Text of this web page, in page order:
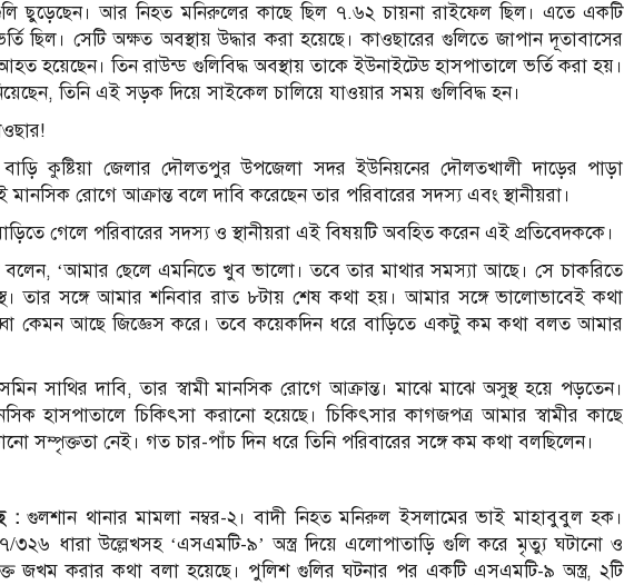
ছুড়েছেন। আর নিহত মনিরুলের কাছে ছিল ৭.৬২ চায়না রাইফেল ছিল। এতে একটি
ছিল। সেটি অক্ষত অবস্থায় উদ্ধার করা হয়েছে। কাওছারের গুলিতে জাপান দূতাবাসের
হয়েছেন। তিন রাউন্ড গুলিবিদ্ধ অবস্থায় তাকে ইউনাইটেড হাসপাতালে ভর্তি করা হয়।
তিনি এই সড়ক দিয়ে সাইকেল চালিয়ে যাওয়ার সময় গুলিবিদ্ধ হন।
কুষ্টিয়া জেলার দৌলতপুর উপজেলা সদর ইউনিয়নের দৌলতখালী দাড়ের পাড়া
মানসিক রোগে আক্রান্ত বলে দাবি করেছেন তার পরিবারের সদস্য এবং স্থানীয়রা।
গেলে পরিবারের সদস্য ও স্থানীয়রা এই বিষয়টি অবহিত করেন এই প্রতিবেদককে।
বলেন, ‘আমার ছেলে এমনিতে খুব ভালো। তবে তার মাথার সমস্যা আছে। সে চাকরিতে
তার সঙ্গে আমার শনিবার রাত ৮টায় শেষ কথা হয়। আমার সঙ্গে ভালোভাবেই কথা
কেমন আছে জিজ্ঞেস করে। তবে কয়েকদিন ধরে বাড়িতে একটু কম কথা বলত আমার
সাথির দাবি, তার স্বামী মানসিক রোগে আক্রান্ত। মাঝে মাঝে অসুস্থ হয়ে পড়তেন।
হাসপাতালে চিকিৎসা করানো হয়েছে। চিকিৎসার কাগজপত্র আমার স্বামীর কাছে
সম্পৃক্ততা নেই। গত চার-পাঁচ দিন ধরে তিনি পরিবারের সঙ্গে কম কথা বলছিলেন।
:গুলশান থানার মামলা নম্বর-২। বাদী নিহত মনিরুল ইসলামের ভাই মাহাবুবুল হক।
৩২৬ ধারা উল্লেখসহ ‘এসএমটি-৯’ অস্ত্র দিয়ে এলোপাতাড়ি গুলি করে মৃত্যু ঘটানো ও
জখম করার কথা বলা হয়েছে। পুলিশ গুলির ঘটনার পর একটি এসএমটি-৯ অস্ত্র, ২টি